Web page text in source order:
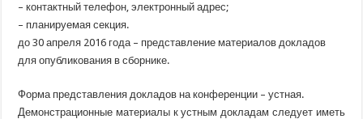
– контактный телефон, электронный адрес;
– планируемая секция.
до 30 апреля 2016 года – представление материалов докладов
для опубликования в сборнике.
Форма представления докладов на конференции – устная.
Демонстрационные материалы к устным докладам следует иметь